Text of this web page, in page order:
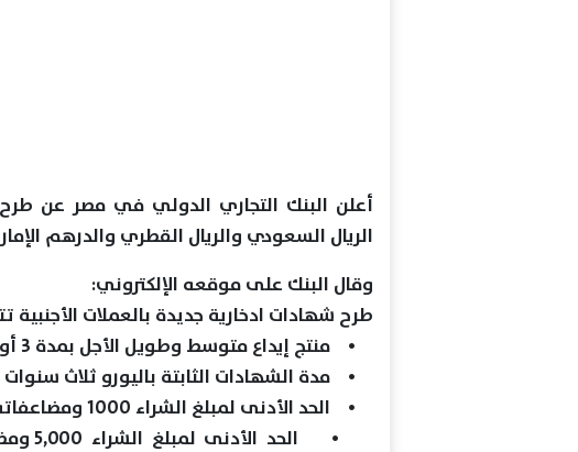
أعلن البنك التجاري الدولي في مصر عن طرح
الريال السعودي والريال القطري والدرهم
وقال البنك على موقعه الإلكتروني:
طرح شهادات ادخارية جديدة بالعملات الأجنبية
• منتج إيداع متوسط وطويل الأجل بمدة 3 أو 5 أو 7 سنوات.
• مدة الشهادات الثابتة باليورو ثلاث
• الحد الأدنى لمبلغ الشراء 1000 ومضاعفاته بالدولار الأمريكي أو اليورو.
•